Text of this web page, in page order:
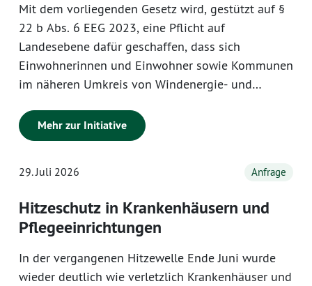
Mit dem vorliegenden Gesetz wird, gestützt auf §
22 b Abs. 6 EEG 2023, eine Pflicht auf
Landesebene dafür geschaffen, dass sich
Einwohnerinnen und Einwohner sowie Kommunen
im näheren Umkreis von Windenergie- und
Wertschöpfung beteiligen können. Der
Anwendungsbereich und die Regelungen des
Ausbau der Wind- und Solarenergie unter
Einwohner sowie der Kommunen gewährleistet
wird.
Mehr zur Initiative
29. Juli 2026 Anfrage
Hitzeschutz in Krankenhäusern und
Pflegeeinrichtungen
In der vergangenen Hitzewelle Ende Juni wurde
wieder deutlich wie verletzlich Krankenhäuser und